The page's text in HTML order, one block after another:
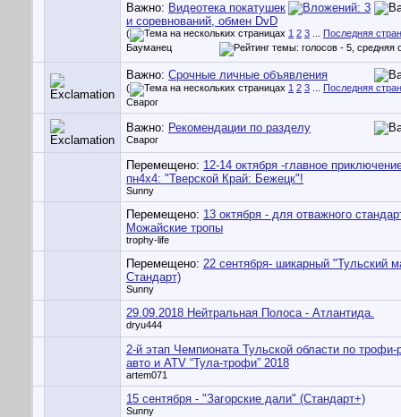
Важно: Видеотека покатушек
и соревнований, обмен DvD
( 1 2 3
Последняя
Бауманец
Важно: Срочные личные объявления
( 1 2 3
Последняя
Сварог
Важно: Рекомендации по разделу
Сварог
Перемещено: 12-14 октября -главное
пн4х4: "Тверской Край: Бежецк"!
Sunny
Перемещено: 13 октября - для отважного
Можайские тропы
trophy-life
Перемещено: 22 сентября- шикарный "Тульский
Стандарт)
Sunny
29.09.2018 Нейтральная Полоса - Атлантида.
dryu444
2-й этап Чемпионата Тульской области по
авто и ATV “Тула-трофи” 2018
artem071
15 сентября - "Загорские дали" (Стандарт+)
Sunny